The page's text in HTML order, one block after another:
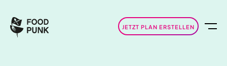
JETZT PLAN ERSTELLEN